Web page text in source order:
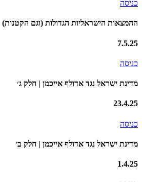
כניסה
ההמצאות הישראליות הגדולות (וגם הקטנות)
7.5.25
כניסה
מדינת ישראל נגד אדולף אייכמן | חלק ג׳
23.4.25
כניסה
מדינת ישראל נגד אדולף אייכמן | חלק ב׳
1.4.25